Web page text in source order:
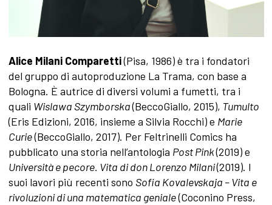
Alice Milani Comparetti(Pisa, 1986) è tra i fondatori
del gruppo di autoproduzione La Trama, con base a
Bologna. È autrice di diversi volumi a fumetti, tra i
quali Wislawa Szymborska(BeccoGiallo, 2015), Tumulto
(Eris Edizioni, 2016, insieme a Silvia Rocchi) e Marie
Curie(BeccoGiallo, 2017). Per Feltrinelli Comics ha
pubblicato una storia nell’antologia Post Pink(2019) e
Università e pecore. Vita di don Lorenzo Milani(2019). I
suoi lavori più recenti sono Sofia Kovalevskaja – Vita e
rivoluzioni di una matematica geniale(Coconino Press,